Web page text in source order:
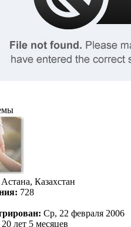
Астана, Казахстан
728
Ср, 22 февраля 2006
20 лет 5 месяцев